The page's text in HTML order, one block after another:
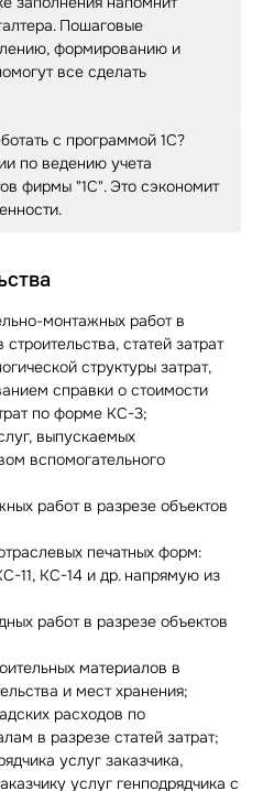
Пошаговые
формированию и
все сделать
с программой 1С?
по ведению учета
фирмы "1С". Это сэкономит
монтажных работ в
статей затрат
структуры затрат,
справки о стоимости
по форме КС-3;
выпускаемых
вспомогательного
работ в разрезе объектов
печатных форм:
11, КС-14 и др. напрямую из
работ в разрезе объектов
материалов в
и мест хранения;
расходов по
в разрезе статей затрат;
услуг заказчика,
услуг генподрядчика с